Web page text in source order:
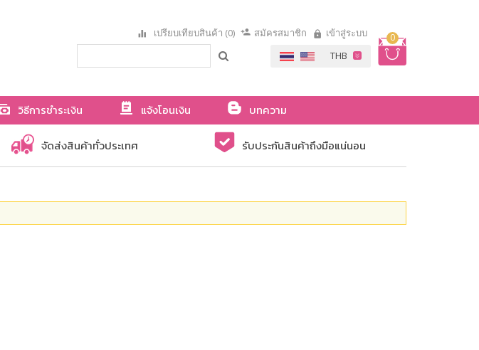
0
เปรียบเทียบสินค้า (0) สมัครสมาชิก เข้าสู่ระบบ
วิธีการชำระเงิน แจ้งโอนเงิน
บทความ
จัดส่งสินค้าทั่วประเทศ รับประกันสินค้าถึงมือแน่นอน